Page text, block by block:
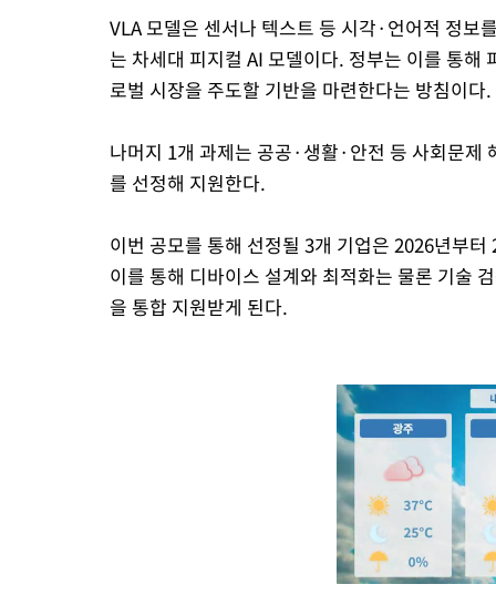
VLA 모델은 센서나 텍스트 등 시각·언어적 정보
는 차세대 피지컬 AI 모델이다. 정부는 이를 통해
로벌 시장을 주도할 기반을 마련한다는 방침이다.
나머지 1개 과제는 공공·생활·안전 등 사회문제
를 선정해 지원한다.
이번 공모를 통해 선정될 3개 기업은 2026년부
이를 통해 디바이스 설계와 최적화는 물론 기술
을 통합 지원받게 된다.